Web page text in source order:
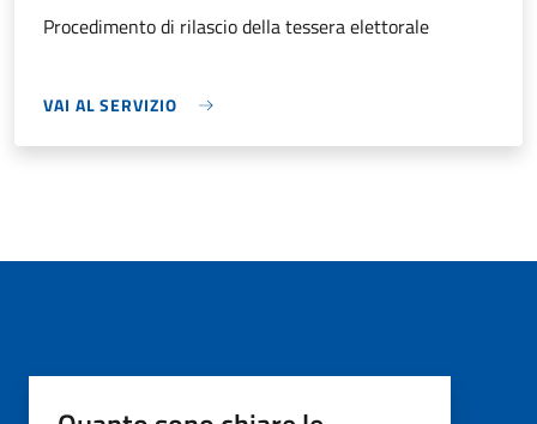
Procedimento di rilascio della tessera elettorale
VAI AL SERVIZIO